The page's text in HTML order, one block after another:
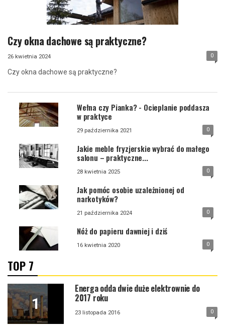
Czy okna dachowe są praktyczne?
26 kwietnia 2024 0
Czy okna dachowe są praktyczne?
Wełna czy Pianka? - Ocieplanie poddasza
w praktyce
29 października 2021 0
Jakie meble fryzjerskie wybrać do małego
salonu – praktyczne...
28 kwietnia 2025 0
Jak pomóc osobie uzależnionej od
narkotyków?
21 października 2024 0
Nóż do papieru dawniej i dziś
16 kwietnia 2020 0
TOP 7
Energa odda dwie duże elektrownie do
2017 roku
23 listopada 2016 0